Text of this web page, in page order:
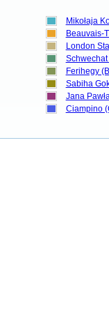
Mikołaja
Beauvais-
London
Ferihegy
Sabiha
Jana
Ciampino